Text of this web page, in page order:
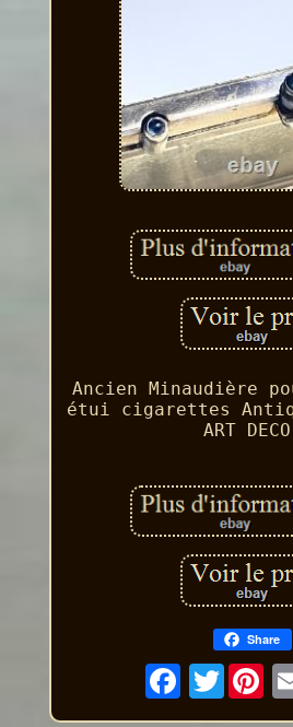
Ancien Minaudière
étui cigarettes
ART
Share